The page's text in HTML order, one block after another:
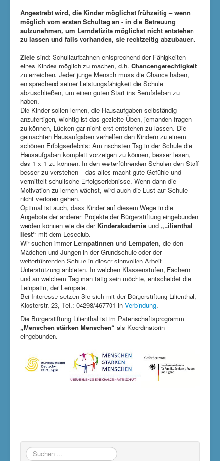
Angestrebt wird, die Kinder möglichst frühzeitig – wenn
möglich vom ersten Schultag an - in die Betreuung
aufzunehmen, um Lerndefizite möglichst nicht entstehen
zu lassen und falls vorhanden, sie rechtzeitig abzubauen.
Ziele sind: Schullaufbahnen entsprechend der Fähigkeiten
eines Kindes möglich zu machen, d.h. Chancengerechtigkeit
zu erreichen. Jeder junge Mensch muss die Chance haben,
entsprechend seiner Leistungsfähigkeit die Schule
abzuschließen, um einen guten Start ins Berufsleben zu
haben.
Die Kinder sollen lernen, die Hausaufgaben selbständig
anzufertigen, wichtig ist das gezielte Üben, jemanden fragen
zu können, Lücken gar nicht erst entstehen zu lassen. Die
gemachten Hausaufgaben verhelfen den Kindern zu einem
schönen Erfolgserlebnis: Am nächsten Tag in der Schule die
Hausaufgaben komplett vorzeigen zu können, besser lesen,
das 1 x 1 zu können. In den weiterführenden Schulen den Stoff
besser zu verstehen – das alles macht gute Gefühle und
vermittelt schulische Erfolgserlebnisse. Wenn dann die
Motivation zu lernen wächst, wird auch die Lust auf Schule
nicht verloren gehen.
Optimal ist auch, dass Kinder auf diesem Wege in die
Angebote der anderen Projekte der Bürgerstiftung eingebunden
werden können wie die der Kinderakademie und „Lilienthal
liest“ mit dem Leseclub.
Wir suchen immer Lernpatinnen und Lernpaten, die den
Mädchen und Jungen in der Grundschule oder der
weiterführenden Schule in dieser sinnvollen Arbeit
Unterstützung anbieten. In welchen Klassenstufen, Fächern
und an welchem Tag man tätig sein möchte, entscheidet die
Lernpatin, der Lernpate.
Bei Interesse setzen Sie sich mit der Bürgerstiftung Lilienthal,
Klosterstr. 23, Tel.: 04298/467701 in Verbindung.
Die Bürgerstiftung Lilienthal ist im Patenschaftsprogramm
„Menschen stärken Menschen“ als Koordinatorin
eingebunden.
Suchen